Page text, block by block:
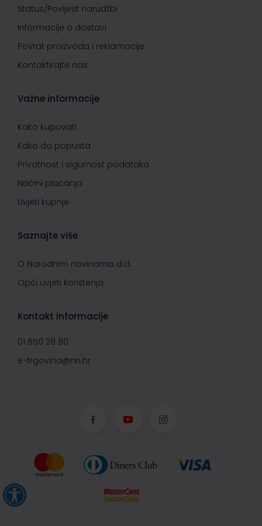
Status/Povijest narudžbi
Informacije o dostavi
Povrat proizvoda i reklamacije
Kontaktirajte nas
Važne informacije
Kako kupovati
Kako do popusta
Privatnost i sigurnost podataka
Načini plaćanja
Uvjeti kupnje
Saznajte više
O Narodnim novinama d.d.
Opći uvjeti korištenja
Kontakt informacije
01 650 28 80
e-trgovina@nn.hr